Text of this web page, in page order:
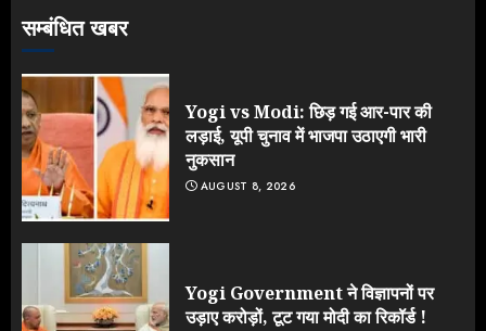
सम्बंधित खबर
Yogi vs Modi: छिड़ गई आर-पार की
लड़ाई, यूपी चुनाव में भाजपा उठाएगी भारी
नुकसान
AUGUST 8, 2026
Yogi Government ने विज्ञापनों पर
उड़ाए करोड़ों, टूट गया मोदी का रिकॉर्ड !
4
5
JULY 23, 2026